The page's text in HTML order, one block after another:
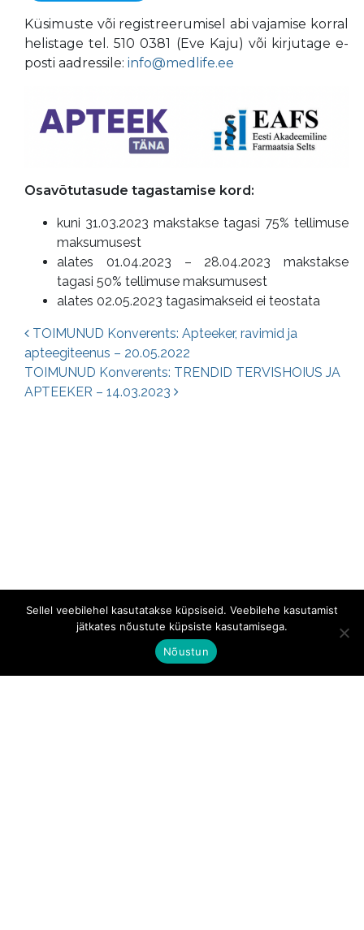
Küsimuste või registreerumisel abi vajamise korral
helistage tel. 510 0381 (Eve Kaju) või kirjutage e-
posti aadressile: info@medlife.ee
Osavõtutasude tagastamise kord:
kuni 31.03.2023 makstakse tagasi 75% tellimuse
maksumusest
alates 01.04.2023 – 28.04.2023 makstakse
tagasi 50% tellimuse maksumusest
alates 02.05.2023 tagasimakseid ei teostata
Postituste navigatsioon
TOIMUNUD Konverents: Apteeker, ravimid ja
apteegiteenus – 20.05.2022
TOIMUNUD Konverents: TRENDID TERVISHOIUS JA
APTEEKER – 14.03.2023
Sellel veebilehel kasutatakse küpsiseid. Veebilehe kasutamist
jätkates nõustute küpsiste kasutamisega.
Nõustun